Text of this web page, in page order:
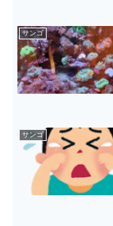
サンゴ
サンゴ